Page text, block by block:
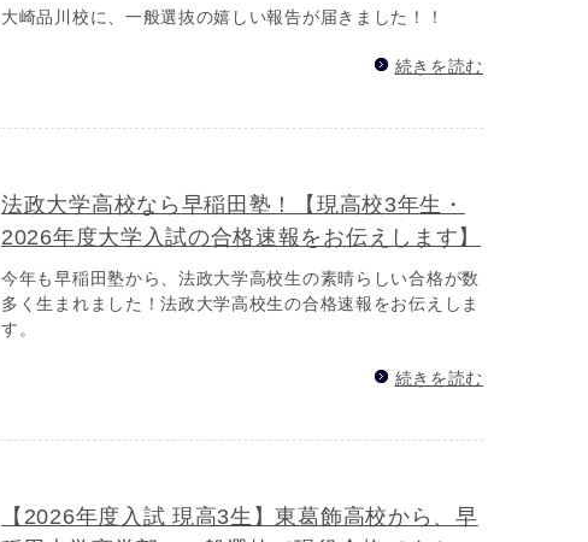
大崎品川校に、一般選抜の嬉しい報告が届きました！！
続きを読む
法政大学高校なら早稲田塾！【現高校3年生・
2026年度大学入試の合格速報をお伝えします】
今年も早稲田塾から、法政大学高校生の素晴らしい合格が数
多く生まれました！法政大学高校生の合格速報をお伝えしま
す。
続きを読む
【2026年度入試 現高3生】東葛飾高校から、早